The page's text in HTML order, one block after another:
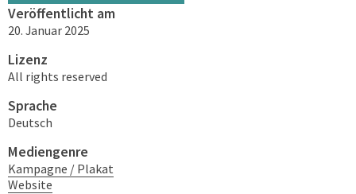
Veröffentlicht am
20. Januar 2025
Lizenz
All rights reserved
Sprache
Deutsch
Mediengenre
Kampagne / Plakat
Website